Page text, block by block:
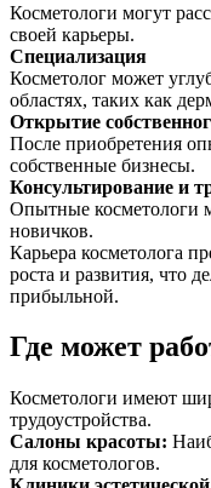
Косметологи могут
своей карьеры.
Специализация
Косметолог может
областях, таких как
Открытие
После приобретения
собственные бизнесы.
Консультирование и
Опытные косметологи
новичков.
Карьера косметолога
роста и развития, что
прибыльной.
Где может
Косметологи имеют
трудоустройства.
Салоны красоты:
для косметологов.